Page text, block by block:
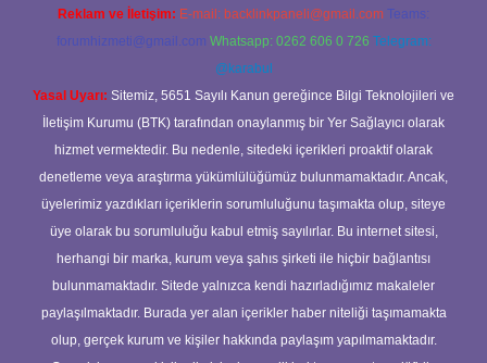
Reklam ve İletişim: E-mail: backlinkpaneli@gmail.com Teams:
forumhizmeti@gmail.com Whatsapp: 0262 606 0 726 Telegram:
@karabul
Yasal Uyarı: Sitemiz, 5651 Sayılı Kanun gereğince Bilgi Teknolojileri ve
İletişim Kurumu (BTK) tarafından onaylanmış bir Yer Sağlayıcı olarak
hizmet vermektedir. Bu nedenle, sitedeki içerikleri proaktif olarak
denetleme veya araştırma yükümlülüğümüz bulunmamaktadır. Ancak,
üyelerimiz yazdıkları içeriklerin sorumluluğunu taşımakta olup, siteye
üye olarak bu sorumluluğu kabul etmiş sayılırlar. Bu internet sitesi,
herhangi bir marka, kurum veya şahıs şirketi ile hiçbir bağlantısı
bulunmamaktadır. Sitede yalnızca kendi hazırladığımız makaleler
paylaşılmaktadır. Burada yer alan içerikler haber niteliği taşımamakta
olup, gerçek kurum ve kişiler hakkında paylaşım yapılmamaktadır.